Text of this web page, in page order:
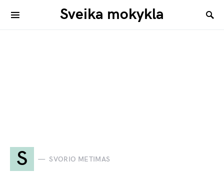
Sveika mokykla
S SVORIO METIMAS